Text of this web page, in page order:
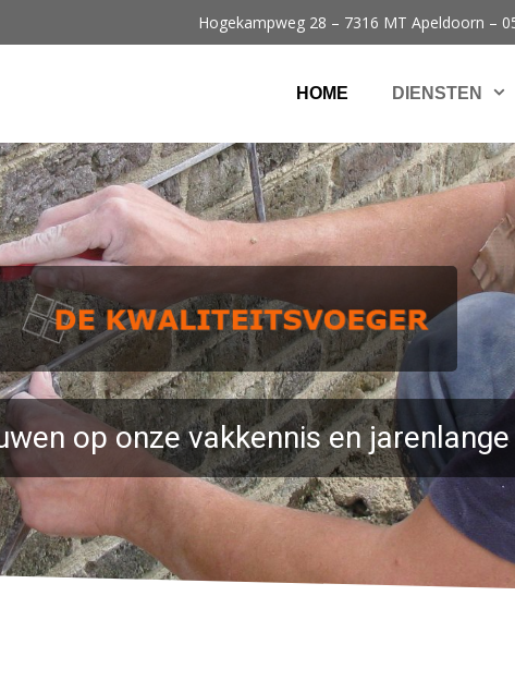
Hogekampweg 28 – 7316 MT Apeldoorn –
HOME DIENSTEN
op onze vakkennis en